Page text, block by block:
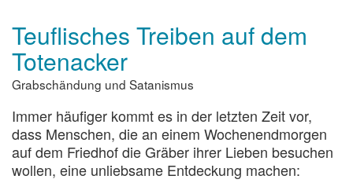
Experiment
Teuflisches Treiben auf dem
Totenacker
Grabschändung und Satanismus
Immer häufiger kommt es in der letzten Zeit vor,
dass Menschen, die an einem Wochenendmorgen
auf dem Friedhof die Gräber ihrer Lieben besuchen
wollen, eine unliebsame Entdeckung machen: